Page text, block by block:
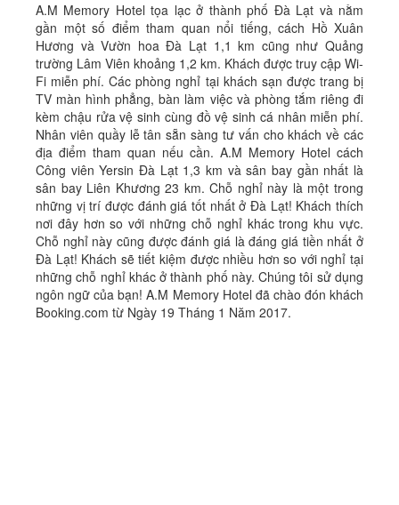
A.M Memory Hotel tọa lạc ở thành phố Đà Lạt và nằm
gần một số điểm tham quan nổi tiếng, cách Hồ Xuân
Hương và Vườn hoa Đà Lạt 1,1 km cũng như Quảng
trường Lâm Viên khoảng 1,2 km. Khách được truy cập Wi-
Fi miễn phí. Các phòng nghỉ tại khách sạn được trang bị
TV màn hình phẳng, bàn làm việc và phòng tắm riêng đi
kèm chậu rửa vệ sinh cùng đồ vệ sinh cá nhân miễn phí.
Nhân viên quầy lễ tân sẵn sàng tư vấn cho khách về các
địa điểm tham quan nếu cần. A.M Memory Hotel cách
Công viên Yersin Đà Lạt 1,3 km và sân bay gần nhất là
sân bay Liên Khương 23 km. Chỗ nghỉ này là một trong
những vị trí được đánh giá tốt nhất ở Đà Lạt! Khách thích
nơi đây hơn so với những chỗ nghỉ khác trong khu vực.
Chỗ nghỉ này cũng được đánh giá là đáng giá tiền nhất ở
Đà Lạt! Khách sẽ tiết kiệm được nhiều hơn so với nghỉ tại
những chỗ nghỉ khác ở thành phố này. Chúng tôi sử dụng
ngôn ngữ của bạn! A.M Memory Hotel đã chào đón khách
Booking.com từ Ngày 19 Tháng 1 Năm 2017.